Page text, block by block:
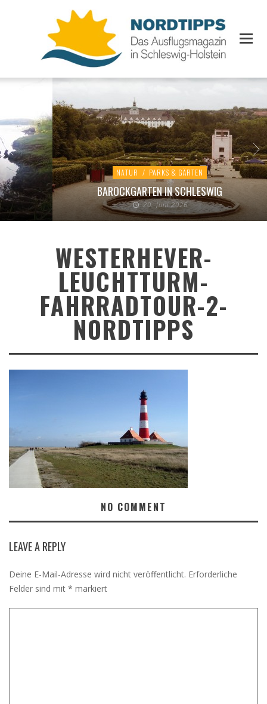
NATUR / PARKS & GÄRTEN
BAROCKGARTEN IN SCHLESWIG
20. Juni 2026
WESTERHEVER-
LEUCHTTURM-
FAHRRADTOUR-2-
NORDTIPPS
NO COMMENT
LEAVE A REPLY
Deine E-Mail-Adresse wird nicht veröffentlicht. Erforderliche
Felder sind mit * markiert